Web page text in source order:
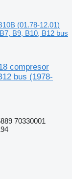
(01.78-12.01)
B9, B10, B12 bus
compresor
bus (1978-
70330001